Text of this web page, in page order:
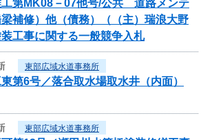
工第MK08－07他号/公共 道路メンテ
補修）他（債務）（（主）瑞浪大野
工事に関する一般競争入札
東部広域水道事務所
東第6号／落合取水場取水井（内面）
東部広域水道事務所